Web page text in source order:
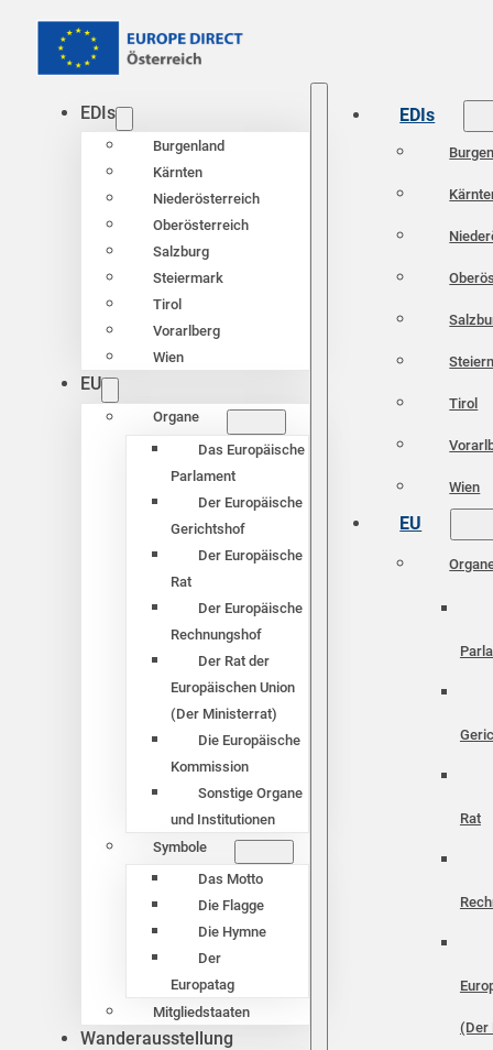
EDIs
Burgenland
Kärnten
Niederösterreich
Oberösterreich
Salzburg
Steiermark
Tirol
Vorarlberg
Wien
EU
Organe
Das Europäische
Parlament
Der Europäische
Gerichtshof
Der Europäische
Rat
Der Europäische
Rechnungshof
Der Rat der
Europäischen Union
(Der Ministerrat)
Die Europäische
Kommission
Sonstige Organe
und Institutionen
Symbole
Das Motto
Die Flagge
Die Hymne
Der
Europatag
Mitgliedstaaten
Wanderausstellung
EDIs
Tirol
Wien
EU
Rat
(Der